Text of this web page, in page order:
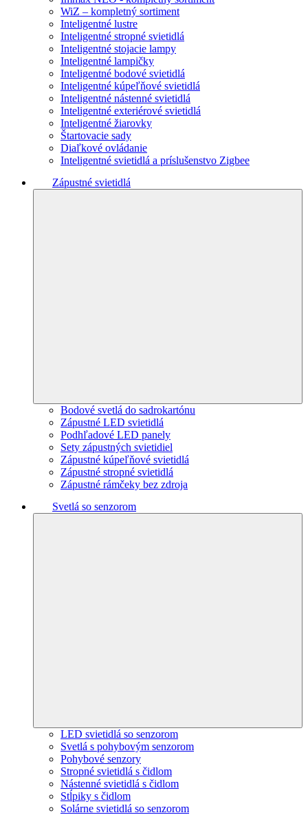
WiZ – kompletný sortiment
Inteligentné lustre
Inteligentné stropné svietidlá
Inteligentné stojacie lampy
Inteligentné lampičky
Inteligentné bodové svietidlá
Inteligentné kúpeľňové svietidlá
Inteligentné nástenné svietidlá
Inteligentné exteriérové svietidlá
Inteligentné žiarovky
Štartovacie sady
Diaľkové ovládanie
Inteligentné svietidlá a príslušenstvo Zigbee
Zápustné svietidlá
Bodové svetlá do sadrokartónu
Zápustné LED svietidlá
Podhľadové LED panely
Sety zápustných svietidiel
Zápustné kúpeľňové svietidlá
Zápustné stropné svietidlá
Zápustné rámčeky bez zdroja
Svetlá so senzorom
LED svietidlá so senzorom
Svetlá s pohybovým senzorom
Pohybové senzory
Stropné svietidlá s čidlom
Nástenné svietidlá s čidlom
Stĺpiky s čidlom
Solárne svietidlá so senzorom